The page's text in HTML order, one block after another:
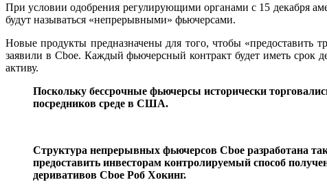
При условии одобрения регулирующими органами с 15 декабря
будут называться «непрерывными» фьючерсами.
Новые продукты предназначены для того, чтобы «предоставить
заявили в Cboe. Каждый фьючерсный контракт будет иметь срок
активу.
Поскольку бессрочные фьючерсы исторически
посредников среде в США.
Структура непрерывных фьючерсов Cboe разработана
предоставить инвесторам контролируемый способ
деривативов Cboe Роб Хокинг.